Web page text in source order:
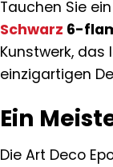
Tauchen Sie
Schwarz 6-
Kunstwerk, das
einzigartigen
Ein
Die Art Deco